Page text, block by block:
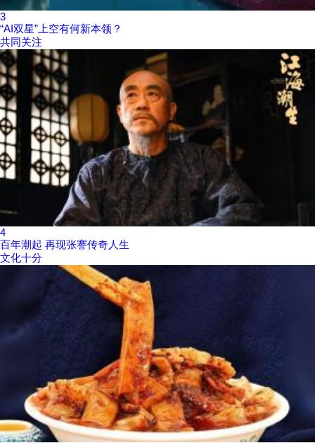
3
“AI双星”上空有何新本领？
共同关注
4
百年潮起 再现张謇传奇人生
文化十分